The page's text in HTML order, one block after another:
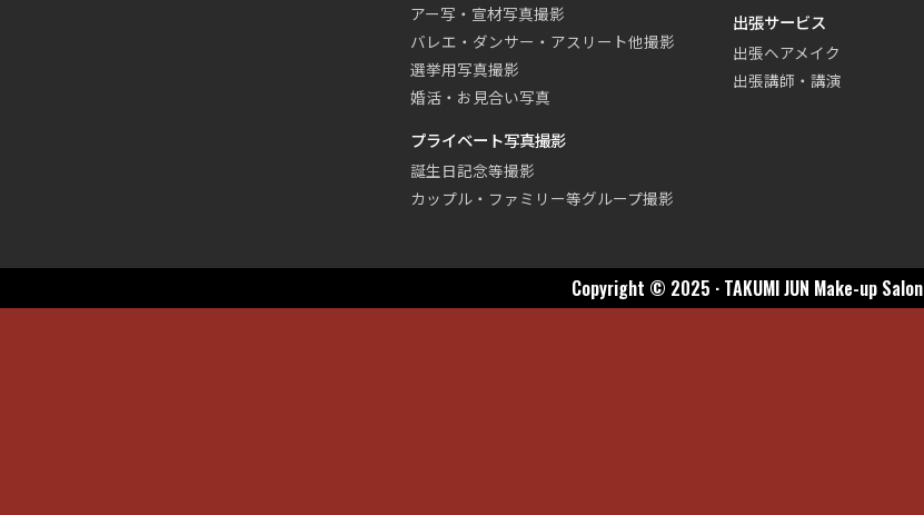
アー写・宣材写真撮影
バレエ・ダンサー・アスリート他撮影
選挙用写真撮影
婚活・お見合い写真
プライベート写真撮影
誕生日記念等撮影
カップル・ファミリー等グループ撮影
出張サービス
出張ヘアメイク
出張講師・講演
Copyright © 2025 · TAKUMI JUN Make-up Salon